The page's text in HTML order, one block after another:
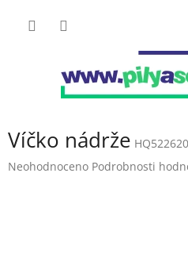
Víčko nádrže
Průměrné
Neohodnoceno Podrobnosti